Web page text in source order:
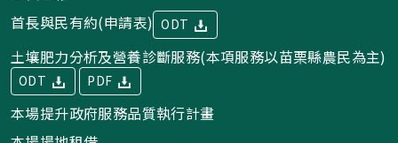
首長與民有約(申請表) ODT
土壤肥力分析及營養診斷服務(本項服務以苗栗縣農民為主)
ODT PDF
本場提升政府服務品質執行計畫